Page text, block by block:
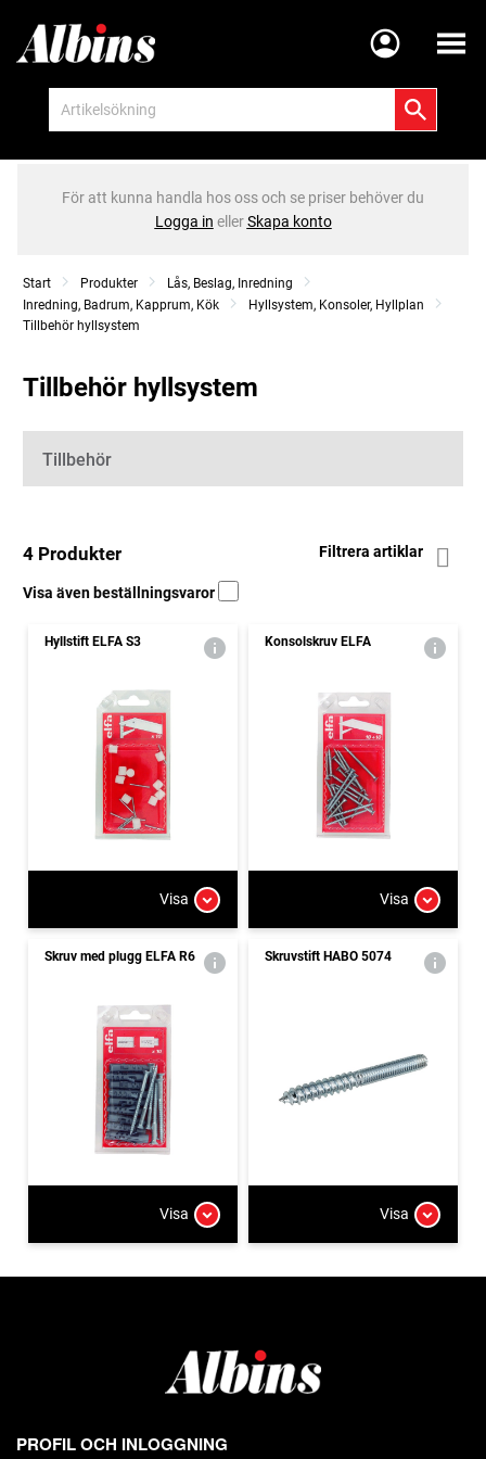
Meny
För att kunna handla hos oss och se priser behöver du
Logga in ellerSkapa konto
Start Produkter
Lås, Beslag, Inredning
Inredning, Badrum, Kapprum, Kök
Hyllsystem, Konsoler, Hyllplan
Tillbehör hyllsystem
Tillbehör hyllsystem
Kategorier
Tillbehör
4 Produkter Filtrera artiklar
Visa även beställningsvaror
Hyllstift ELFA S3
Visa
Konsolskruv ELFA
Visa
Skruv med plugg ELFA R6
Visa
Skruvstift HABO 5074
Visa
PROFIL OCH INLOGGNING